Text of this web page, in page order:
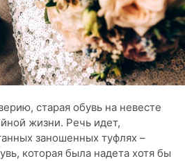
старая обувь на невесте
жизни. Речь идет,
заношенных туфлях –
которая была надета хотя бы